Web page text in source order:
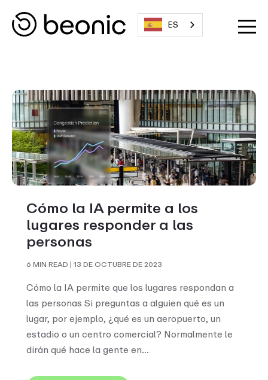
ES
Cómo la IA permite a los
lugares responder a las
personas
6 MIN READ | 13 DE OCTUBRE DE 2023
Cómo la IA permite que los lugares respondan a
las personas Si preguntas a alguien qué es un
lugar, por ejemplo, ¿qué es un aeropuerto, un
estadio o un centro comercial? Normalmente le
dirán qué hace la gente en...